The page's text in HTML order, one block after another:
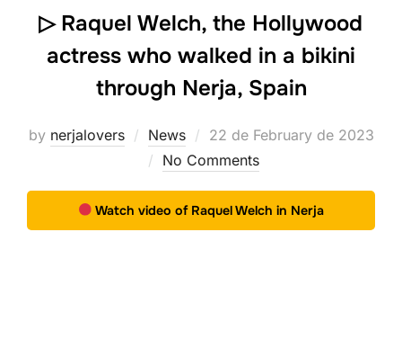
▷ Raquel Welch, the Hollywood
actress who walked in a bikini
through Nerja, Spain
by nerjalovers News
Posted
on
22 de February de 2023
No Comments
Watch video of Raquel Welch in Nerja